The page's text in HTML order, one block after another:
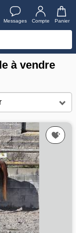
Messages Compte Panier
à vendre